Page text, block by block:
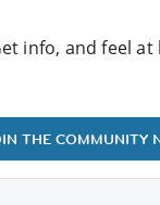
info, and feel
THE COMMUNITY